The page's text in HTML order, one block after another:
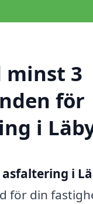
minst 3
för
i
asfaltering i
för din